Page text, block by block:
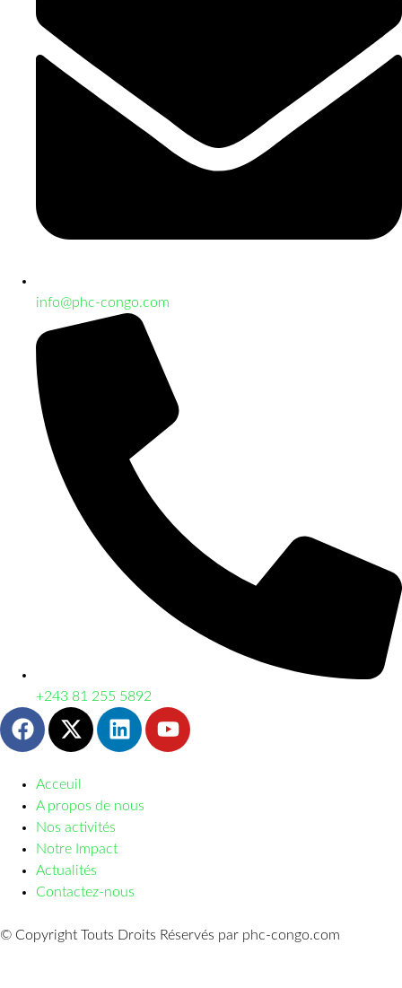
info@phc-congo.com
+243 81 255 5892
Acceuil
A propos de nous
Nos activités
Notre Impact
Actualités
Contactez-nous
© Copyright Touts Droits Réservés par phc-congo.com